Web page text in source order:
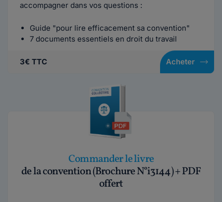
accompagner dans vos questions :
Guide "pour lire efficacement sa convention"
7 documents essentiels en droit du travail
3€ TTC Acheter
Commander le livre
de la convention (Brochure N°i3144) + PDF
offert